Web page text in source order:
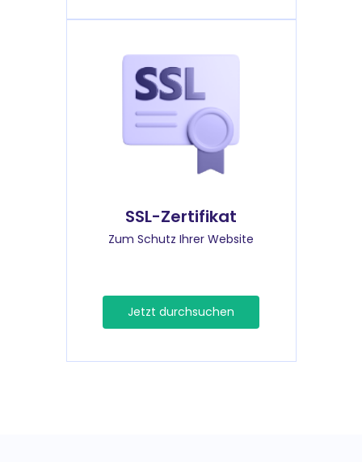
SSL-Zertifikat
Zum Schutz Ihrer Website
Jetzt durchsuchen